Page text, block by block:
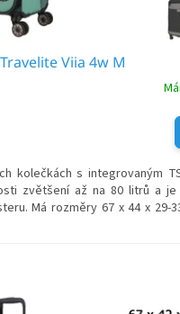
Travelite Viia 4w M
kolečkách s integrovaným
zvětšení až na 80 litrů a
Má rozměry 67 x 44 x 29-